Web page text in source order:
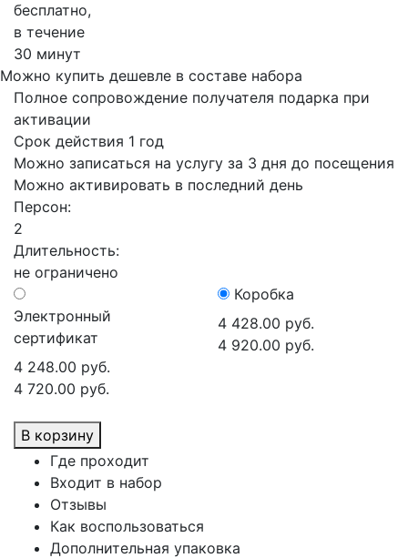
бесплатно,
в течение
30 минут
Можно купить дешевле в составе набора
Полное сопровождение получателя подарка при
активации
Срок действия 1 год
Можно записаться на услугу за 3 дня до посещения
Можно активировать в последний день
Персон:
2
Длительность:
не ограничено
Электронный
сертификат
4 248.00 руб.
4 720.00 руб.
Коробка
4 428.00 руб.
4 920.00 руб.
В корзину
Где проходит
Входит в набор
Отзывы
Как воспользоваться
Дополнительная упаковка